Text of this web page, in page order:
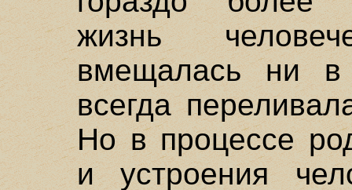
жизнь
вмещалась ни
всегда
Но в процессе
и устроения